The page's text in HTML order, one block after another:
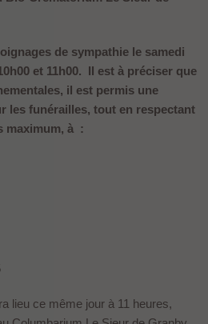
de sympathie le samedi
et 11h00. Il est à préciser que
il est permis une
les funérailles, tout en respectant
maximum, à :
lieu ce même jour à 11 heures,